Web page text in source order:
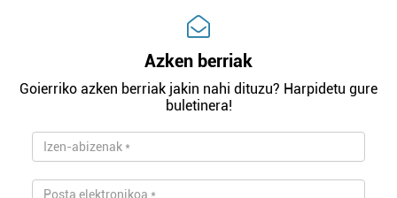
Azken berriak
Goierriko azken berriak jakin nahi dituzu? Harpidetu gure
buletinera!